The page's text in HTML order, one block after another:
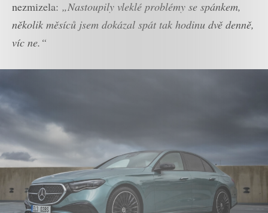
nezmizela: „Nastoupily vleklé problémy se spánkem,
několik měsíců jsem dokázal spát tak hodinu dvě denně,
víc ne.“